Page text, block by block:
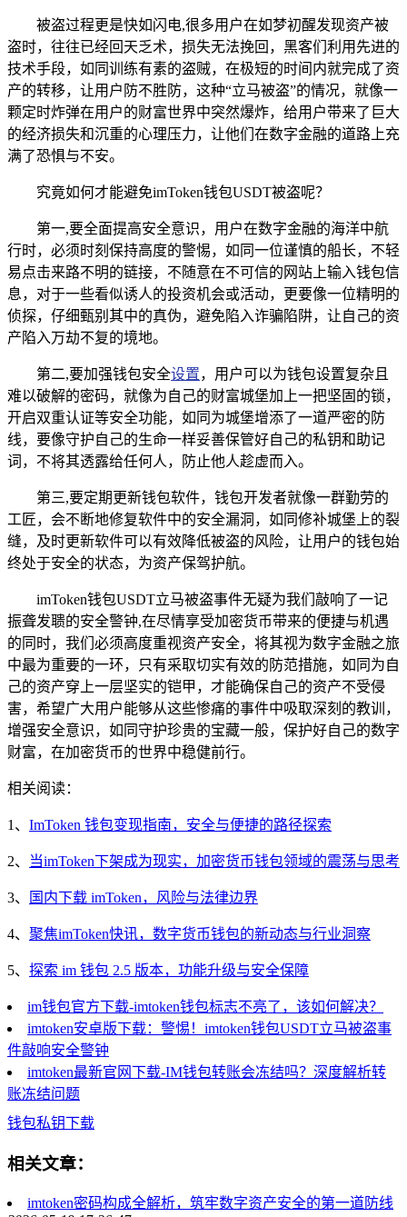
被盗过程更是快如闪电,很多用户在如梦初醒发现资产被
盗时，往往已经回天乏术，损失无法挽回，黑客们利用先进的
技术手段，如同训练有素的盗贼，在极短的时间内就完成了资
产的转移，让用户防不胜防，这种“立马被盗”的情况，就像一
颗定时炸弹在用户的财富世界中突然爆炸，给用户带来了巨大
的经济损失和沉重的心理压力，让他们在数字金融的道路上充
满了恐惧与不安。
究竟如何才能避免imToken钱包USDT被盗呢？
第一,要全面提高安全意识，用户在数字金融的海洋中航
行时，必须时刻保持高度的警惕，如同一位谨慎的船长，不轻
易点击来路不明的链接，不随意在不可信的网站上输入钱包信
息，对于一些看似诱人的投资机会或活动，更要像一位精明的
侦探，仔细甄别其中的真伪，避免陷入诈骗陷阱，让自己的资
产陷入万劫不复的境地。
第二,要加强钱包安全设置，用户可以为钱包设置复杂且
难以破解的密码，就像为自己的财富城堡加上一把坚固的锁，
开启双重认证等安全功能，如同为城堡增添了一道严密的防
线，要像守护自己的生命一样妥善保管好自己的私钥和助记
词，不将其透露给任何人，防止他人趁虚而入。
第三,要定期更新钱包软件，钱包开发者就像一群勤劳的
工匠，会不断地修复软件中的安全漏洞，如同修补城堡上的裂
缝，及时更新软件可以有效降低被盗的风险，让用户的钱包始
终处于安全的状态，为资产保驾护航。
imToken钱包USDT立马被盗事件无疑为我们敲响了一记
振聋发聩的安全警钟,在尽情享受加密货币带来的便捷与机遇
的同时，我们必须高度重视资产安全，将其视为数字金融之旅
中最为重要的一环，只有采取切实有效的防范措施，如同为自
己的资产穿上一层坚实的铠甲，才能确保自己的资产不受侵
害，希望广大用户能够从这些惨痛的事件中吸取深刻的教训，
增强安全意识，如同守护珍贵的宝藏一般，保护好自己的数字
财富，在加密货币的世界中稳健前行。
相关阅读：
1、 ImToken 钱包变现指南，安全与便捷的路径探索
2、 当imToken下架成为现实，加密货币钱包领域的震荡与思考
3、 国内下载 imToken，风险与法律边界
4、 聚焦imToken快讯，数字货币钱包的新动态与行业洞察
5、 探索 im 钱包 2.5 版本，功能升级与安全保障
im钱包官方下载-imtoken钱包标志不亮了，该如何解决？
imtoken安卓版下载：警惕！imtoken钱包USDT立马被盗事
件敲响安全警钟
imtoken最新官网下载-IM钱包转账会冻结吗？深度解析转
账冻结问题
钱包私钥下载
相关文章：
imtoken密码构成全解析，筑牢数字资产安全的第一道防线